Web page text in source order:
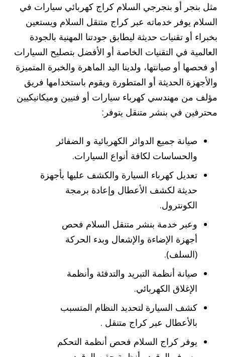
مثل بنجر أو بنجرجي السلام كراج كهربائي سيارات في
السلام يوفر خدماته عبر كراج متنقل السلام ويستعين
بخبراء أو تقنيات حديثة ليطابق جودتنا المهنية بالجودة
العالمية في التقنيات الخاصة أو الأفضل بتصليح السيارات
أو فحصها أو صيانتها، ولدينا اليد الماهرة والخبرة المتميزة
والأجهزة الحديثة أو المتطورة ويقوم باستخدامها فريق
مؤلف من مهندسي كهرباء سيارات أو فنيين وميكانيكيين
محترفين في بنشر متنقل يتوفر:
صيانة جميع الدوائر الكهربائية و الضفائر
والحساسات لكافة أنواع السيارات.
تعديل كهرباء السيارة والكشف عليها بأجهزة
حديثة لكشف الأعطال وإعادة برمجة
الكونترول.
وعبر خدمة بنشر متنقل السلام فحص
أجهزة الإضاءة والإشعال وبدء الحركة
(السلف).
صيانة أنظمة التبريد والتدفئة وأنظمة
الإغلاق الكهربائي.
كشف السيارة لتحديد النظام المتسبب
بالأعطال عبر كراج متنقل .
يوفر كراج السلام فحص أنظمة التحكم